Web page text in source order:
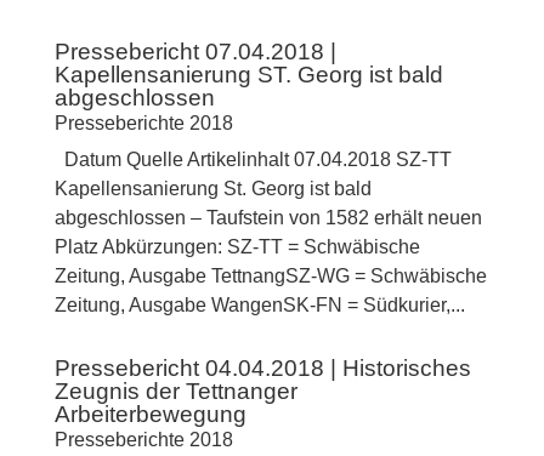
Pressebericht 07.04.2018 |
Kapellensanierung ST. Georg ist bald
abgeschlossen
Presseberichte 2018
Datum Quelle Artikelinhalt 07.04.2018 SZ-TT
Kapellensanierung St. Georg ist bald
abgeschlossen – Taufstein von 1582 erhält neuen
Platz Abkürzungen: SZ-TT = Schwäbische
Zeitung, Ausgabe TettnangSZ-WG = Schwäbische
Zeitung, Ausgabe WangenSK-FN = Südkurier,...
Pressebericht 04.04.2018 | Historisches
Zeugnis der Tettnanger
Arbeiterbewegung
Presseberichte 2018